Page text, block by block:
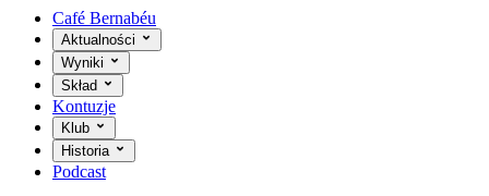
Café Bernabéu
Aktualności
Wyniki
Skład
Kontuzje
Klub
Historia
Podcast